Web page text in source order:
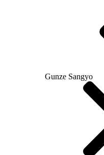
Gunze Sangyo